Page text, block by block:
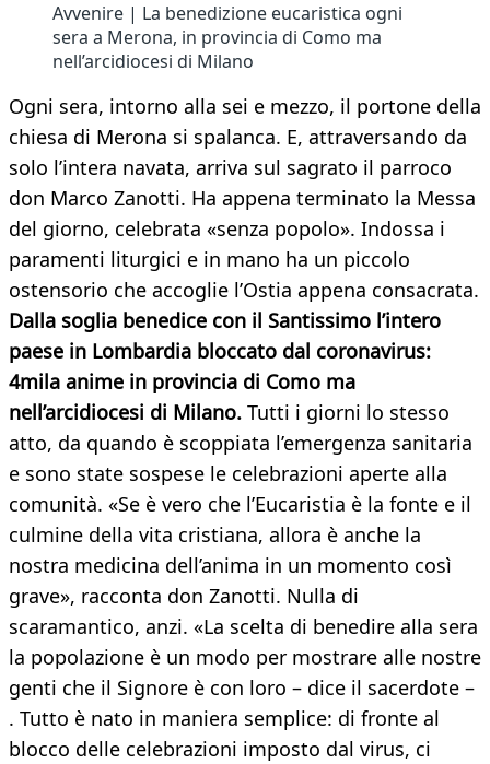
Avvenire | La benedizione eucaristica ogni
sera a Merona, in provincia di Como ma
nell’arcidiocesi di Milano
Ogni sera, intorno alla sei e mezzo, il portone della
chiesa di Merona si spalanca. E, attraversando da
solo l’intera navata, arriva sul sagrato il parroco
don Marco Zanotti. Ha appena terminato la Messa
del giorno, celebrata «senza popolo». Indossa i
paramenti liturgici e in mano ha un piccolo
ostensorio che accoglie l’Ostia appena consacrata.
Dalla soglia benedice con il Santissimo l’intero
paese in Lombardia bloccato dal coronavirus:
4mila anime in provincia di Como ma
nell’arcidiocesi di Milano. Tutti i giorni lo stesso
atto, da quando è scoppiata l’emergenza sanitaria
e sono state sospese le celebrazioni aperte alla
comunità. «Se è vero che l’Eucaristia è la fonte e il
culmine della vita cristiana, allora è anche la
nostra medicina dell’anima in un momento così
grave», racconta don Zanotti. Nulla di
scaramantico, anzi. «La scelta di benedire alla sera
la popolazione è un modo per mostrare alle nostre
genti che il Signore è con loro – dice il sacerdote –
. Tutto è nato in maniera semplice: di fronte al
blocco delle celebrazioni imposto dal virus, ci